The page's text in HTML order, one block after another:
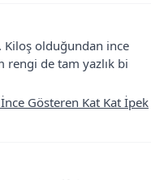
Kiloş olduğundan ince
rengi de tam yazlık bi
Gösteren Kat Kat İpek